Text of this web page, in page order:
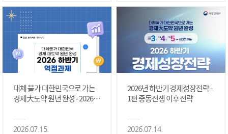
대체 불가 대한민국으로 가는
경제大도약 원년 완성 - 2026 하
2026.07.15.
2026년 하반기 경제성장전략 -
1편 중동전쟁 이후 전략
2026.07.14.